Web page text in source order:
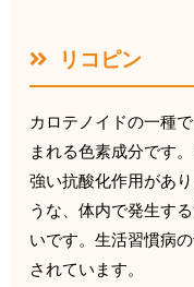
リコピン
カロテノイドの一種で
まれる色素成分です
強い抗酸化作用があ
うな、体内で発生す
いです。生活習慣病
されています。